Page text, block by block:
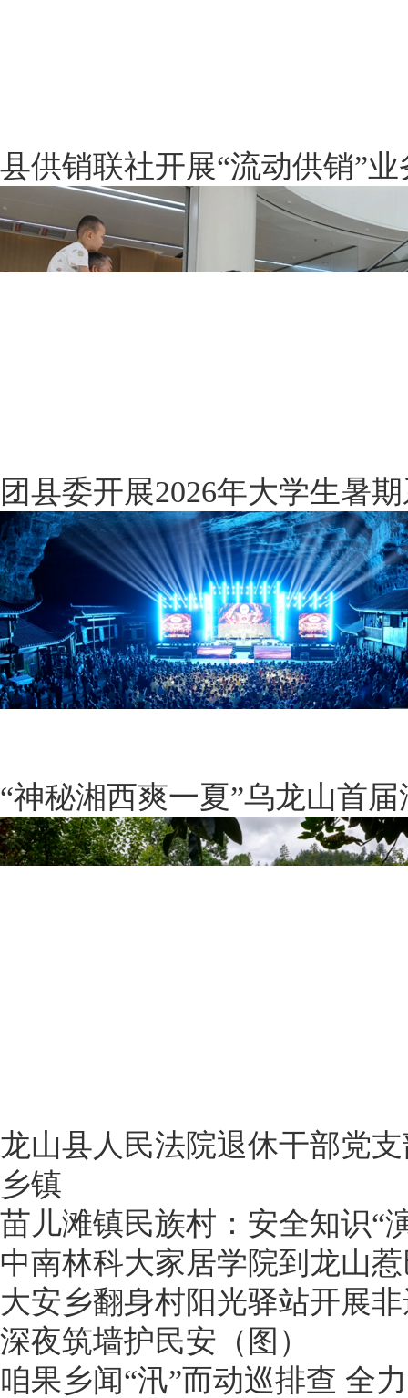
县供销联社开展“流动供销”
团县委开展2026年大学生暑
“神秘湘西爽一夏”乌龙山首
龙山县人民法院退休干部党
乡镇
苗儿滩镇民族村：安全知识“
中南林科大家居学院到龙山
大安乡翻身村阳光驿站开展
深夜筑墙护民安（图）
咱果乡闻“汛”而动巡排查 全